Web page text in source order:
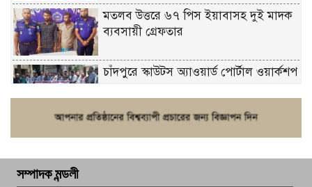
মতলব উত্তরে ৬৭ পিস ইয়াবাসহ দুই মাদক
ব্যবসায়ী গ্রেফতার
চাঁদপুরে স্কাউটস অ্যাওয়ার্ড পোর্টাল ওয়ার্কশপ
সম্পাদক মন্ডলী